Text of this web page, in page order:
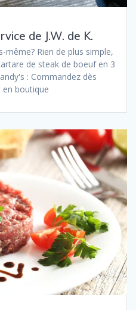
de J.W. de K.
même? Rien de plus simple,
de steak de boeuf en 3
: Commandez dès
boutique